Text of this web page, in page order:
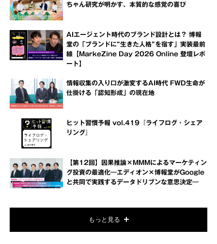
ちゃん研究が明かす、本質的な感覚の喜び
AIエージェント時代のブランド設計とは？ 博報
堂の「ブランドに“生きた人格”を宿す」実装最前
線【MarkeZine Day 2026 Online 登壇レポ
ート】
情報収集の入り口が激変するAI時代 FWD生命が
仕掛ける「認知形成」の現在地
ヒット習慣予報 vol.419『ライフログ・シェア
リング』
【第12回】因果推論×MMMによるマーケティン
グ投資の最適化―エディオン×博報堂がGoogle
と共同で実践するデータドリブンな意思決定―
もっと見る